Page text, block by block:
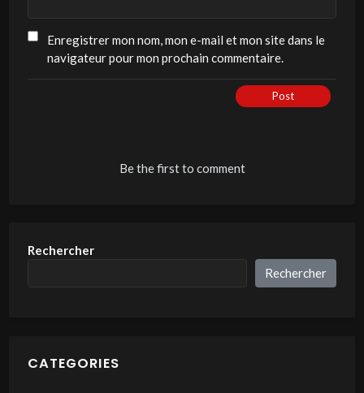
Enregistrer mon nom, mon e-mail et mon site dans le
navigateur pour mon prochain commentaire.
Post
Be the first to comment
Rechercher
Rechercher
CATEGORIES